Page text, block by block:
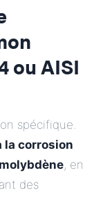
ou AISI
spécifique.
la corrosion
, en
des